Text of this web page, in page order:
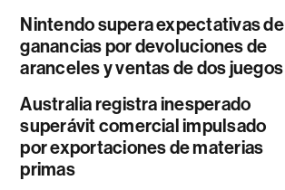
Nintendo supera expectativas de
ganancias por devoluciones de
aranceles y ventas de dos juegos
Australia registra inesperado
superávit comercial impulsado
por exportaciones de materias
primas